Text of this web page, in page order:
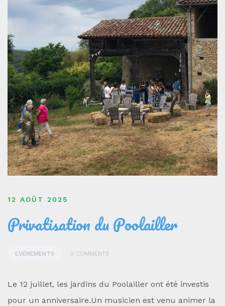
12 AOÛT 2025
Privatisation du Poolailler
EVÉNEMENTS 0 COMMENTS
Le 12 juillet, les jardins du Poolailler ont été investis
pour un anniversaire.Un musicien est venu animer la